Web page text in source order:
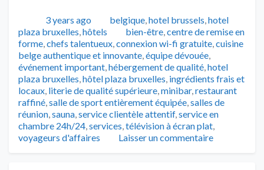
Publié3 years ago Catégories
belgique,hotel brussels,hotel
plaza bruxelles,hôtels Tags
bien-être,centre de remise en
forme,chefs talentueux,connexion wi-fi gratuite,cuisine
belge authentique et innovante,équipe dévouée,
événement important,hébergement de qualité,hotel
plaza bruxelles,hôtel plaza bruxelles, ingrédients frais et
locaux, literie de qualité supérieure,minibar,restaurant
raffiné,salle de sport entièrement équipée,salles de
réunion,sauna,service clientèle attentif,service en
chambre 24h/24,services,télévision à écran plat,
voyageurs d'affaires
Laisser un commentaire